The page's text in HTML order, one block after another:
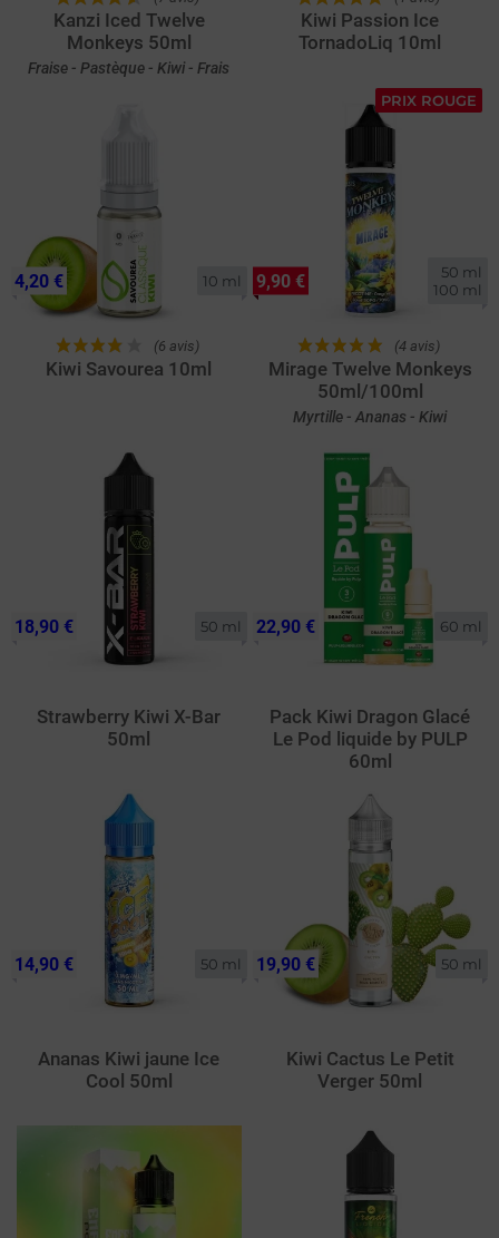
Kanzi Iced Twelve
Monkeys 50ml
Fraise - Pastèque - Kiwi - Frais
Kiwi Passion Ice
TornadoLiq 10ml
10 ml
(6 avis)
Kiwi Savourea 10ml
4,20 €
PRIX ROUGE
50 ml
100 ml
(4 avis)
Mirage Twelve Monkeys
50ml/100ml
Myrtille - Ananas - Kiwi
9,90 €
50 ml
Strawberry Kiwi X-Bar
50ml
18,90 € 60 ml
Pack Kiwi Dragon Glacé
Le Pod liquide by PULP
60ml
22,90 €
50 ml
Ananas Kiwi jaune Ice
Cool 50ml
14,90 € 50 ml
Kiwi Cactus Le Petit
Verger 50ml
19,90 €